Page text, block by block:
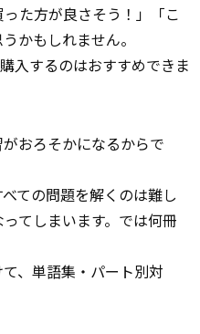
た方が良さそう！」「こ
かもしれません。
入するのはおすすめできま
おろそかになるからで
ての問題を解くのは難し
てしまいます。では何冊
、単語集・パート別対